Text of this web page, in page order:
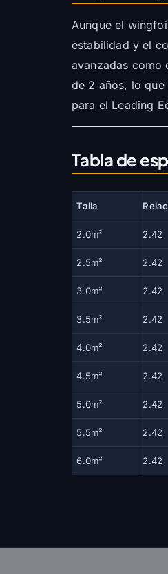
Aunque el
estabilidad y el
avanzadas como
de 2 años, lo
para el Leading
Tabla de
Talla
2.0m² 2.42
2.5m² 2.42
3.0m² 2.42
3.5m² 2.42
4.0m² 2.42
4.5m² 2.42
5.0m² 2.42
5.5m² 2.42
6.0m² 2.42